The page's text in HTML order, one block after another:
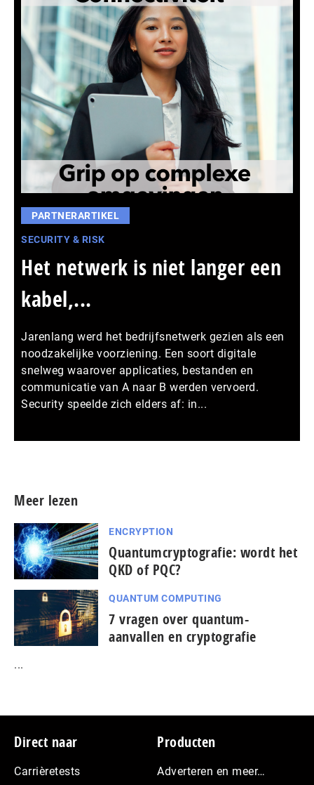
PARTNERARTIKEL
SECURITY & RISK
Het netwerk is niet langer een
kabel,...
Jarenlang werd het bedrijfsnetwerk gezien als een
noodzakelijke voorziening. Een soort digitale
snelweg waarover applicaties, bestanden en
communicatie van A naar B werden vervoerd.
Security speelde zich elders af: in...
Meer lezen
ENCRYPTION
Quantumcryptografie: wordt het
QKD of PQC?
QUANTUM COMPUTING
7 vragen over quantum-
aanvallen en cryptografie
...
Footer
Direct naar
Carrièretests
Producten
Adverteren en meer…